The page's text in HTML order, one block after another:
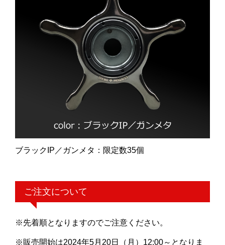
ブラックIP／ガンメタ：限定数35個
ご注文について
※先着順となりますのでご注意ください。
※販売開始は2024年5月20日（月）12:00～となりま